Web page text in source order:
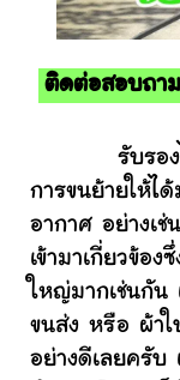
ติดต่อสอบถา
รับรองได้ว่
การขนย้ายให้ไ
อากาศ อย่างเ
เข้ามาเกี่ยวข้อ
ใหญ่มากเช่นกั
ขนส่ง หรือ ผ้าใ
อย่างดีเลยครับ